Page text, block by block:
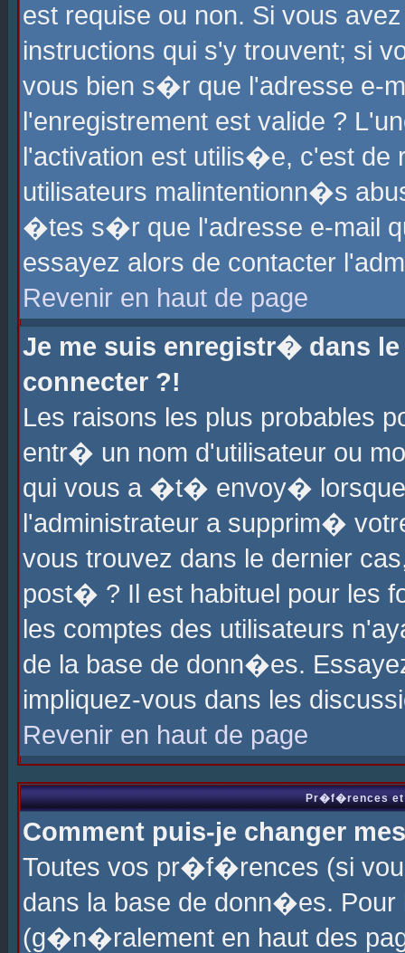
est requise ou non. Si vous
instructions qui s'y trouvent; si
vous bien s�r que l'adresse e-
l'enregistrement est valide ?
l'activation est utilis�e, c'est
utilisateurs malintentionn�s
�tes s�r que l'adresse e-mail
essayez alors de contacter
Revenir en haut de page
Je me suis enregistr� dans
connecter ?!
Les raisons les plus probables
entr� un nom d'utilisateur ou
qui vous a �t� envoy�
l'administrateur a supprim�
vous trouvez dans le dernier
post� ? Il est habituel pour les
les comptes des utilisateurs
de la base de donn�es.
impliquez-vous dans les
Revenir en haut de page
Pr�f�rences et
Comment puis-je changer
Toutes vos pr�f�rences (si
dans la base de donn�es.
(g�n�ralement en haut des